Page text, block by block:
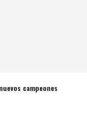
campeones